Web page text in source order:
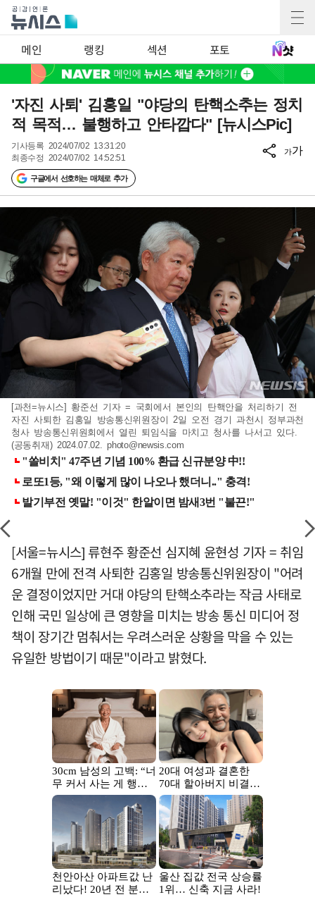
메인 랭킹 섹션 포토
'자진 사퇴' 김홍일 "야당의 탄핵소추는 정치
적 목적… 불행하고 안타깝다" [뉴시스Pic]
기사등록 2024/07/02 13:31:20
최종수정 2024/07/02 14:52:51
구글에서 선호하는 매체로 추가
가가
[과천=뉴시스] 황준선 기자 = 국회에서 본인의 탄핵안을 처리하기 전
자진 사퇴한 김홍일 방송통신위원장이 2일 오전 경기 과천시 정부과천
청사 방송통신위원회에서 열린 퇴임식을 마치고 청사를 나서고 있다.
(공동취재) 2024.07.02.photo@newsis.com
[서울=뉴시스] 류현주 황준선 심지혜 윤현성 기자 = 취임
6개월 만에 전격 사퇴한 김홍일 방송통신위원장이 "어려
운 결정이었지만 거대 야당의 탄핵소추라는 작금 사태로
인해 국민 일상에 큰 영향을 미치는 방송 통신 미디어 정
책이 장기간 멈춰서는 우려스러운 상황을 막을 수 있는
유일한 방법이기 때문"이라고 밝혔다.